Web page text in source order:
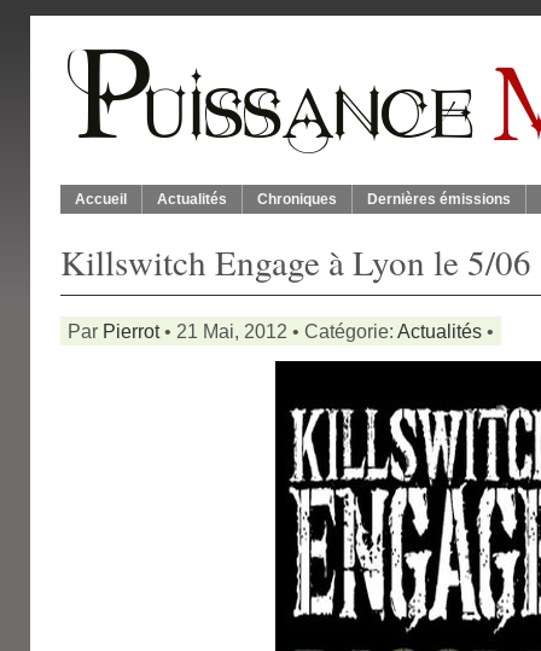
Accueil Actualités Chroniques Dernières émissions
Killswitch Engage à Lyon le 5/06
Par Pierrot• 21 Mai, 2012 • Catégorie: Actualités •